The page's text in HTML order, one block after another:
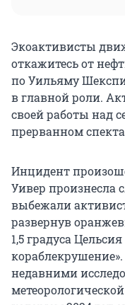
Экоактивисты
откажитесь от
по Уильяму
в главной роли.
своей работы над
прерванном
Инцидент
Уивер произнесла
выбежали
развернув
1,5 градуса
недавними